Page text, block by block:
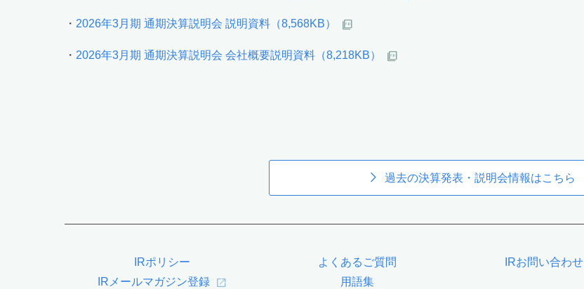
・ 2026年3月期 通期決算説明会 説明資料（8,568KB）
・ 2026年3月期 通期決算説明会 会社概要説明資料（8,218KB）
過去の決算発表・説明会情報はこちら
IRポリシー よくあるご質問 IRお問い合わせ
IRメールマガジン登録
用語集